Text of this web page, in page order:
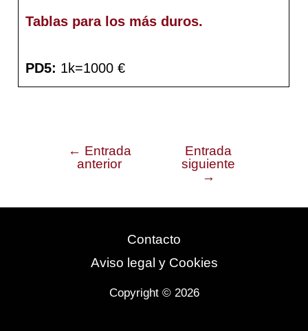
Tablas para los más duros.
PD5: 1k=1000 €
Navegación
← Entrada
anterior
Entrada
siguiente
→
Contacto
Aviso legal y Cookies
Copyright © 2026